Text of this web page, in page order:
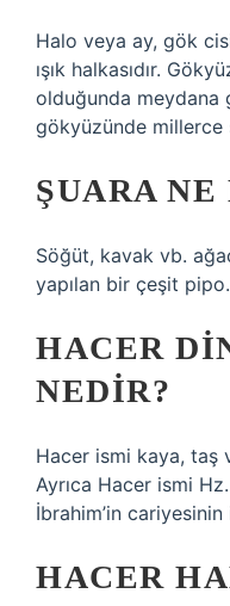
Halo veya ay, gök
ışık halkasıdır.
olduğunda meydana
gökyüzünde millerce
ŞUARA
Söğüt, kavak vb.
yapılan bir çeşit pipo.
HACER
NEDIR?
Hacer ismi kaya, taş
Ayrıca Hacer ismi
İbrahim’in cariyesinin
HACER